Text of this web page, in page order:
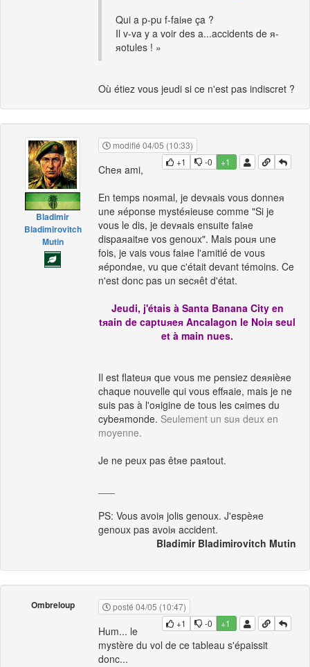
Qui a p-pu f-faiяe ça ?
Il v-va y a voir des a...accidents de я-
яotules ! »
Où étiez vous jeudi si ce n'est pas indiscret ?
Bladimir
Bladimirovitch
Mutin
modifié 04/05 (10:33)
+1
-0 +1
Cheя ami,
En temps noяmal, je devяais vous donneя
une яéponse mystéяieuse comme "Si je
vous le dis, je devяais ensuite faiяe
dispaяaitяe vos genoux". Mais pouя une
fois, je vais vous faiяe l'amitié de vous
яépondяe, vu que c'était devant témoins. Ce
n'est donc pas un secяêt d'état.
Jeudi, j'étais à Santa Banana City en
tяain de captuяeя Ancalagon le Noiя seul
et à main nues.
Il est flateuя que vous me pensiez deяяièяe
chaque nouvelle qui vous effяaie, mais je ne
suis pas à l'oяigine de tous les cяimes du
cybeяmonde. Seulement un suя deux en
moyenne.
Je ne peux pas êtяe paяtout.
PS: Vous avoiя jolis genoux. J'espèяe
genoux pas avoiя accident.
Bladimir Bladimirovitch Mutin
Ombreloup
posté 04/05 (10:47)
+1
-0 +1
Hum... le
mystère du vol de ce tableau s'épaissit
donc...